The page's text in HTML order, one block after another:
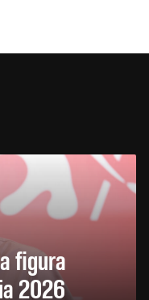
figura
2026